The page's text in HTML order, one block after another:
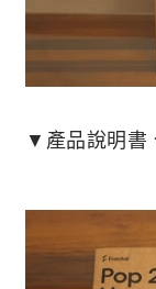
▼產品說明書